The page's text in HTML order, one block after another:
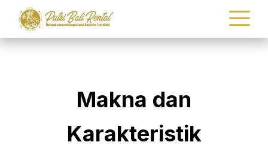
Makna dan
Karakteristik